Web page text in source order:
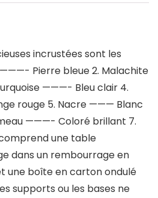
incrustées sont les
———- Pierre bleue 2. Malachite
———- Bleu clair 4.
rouge 5. Nacre ——— Blanc
———- Coloré brillant 7.
une table
dans un rembourrage en
une boîte en carton ondulé
supports ou les bases ne